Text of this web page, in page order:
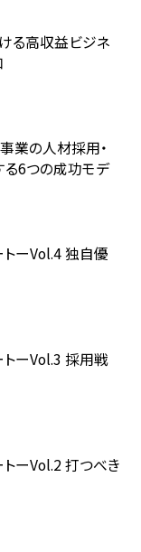
る高収益ビジネ
業の人材採用・
6つの成功モデ
ーVol.4 独自優
ーVol.3 採用戦
ーVol.2 打つべき